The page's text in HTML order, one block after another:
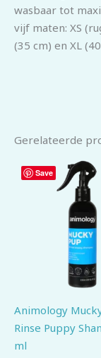
wasbaar tot
vijf maten: XS
(35 cm) en XL
Gerelateerde
Save
Animology
Rinse Puppy
ml